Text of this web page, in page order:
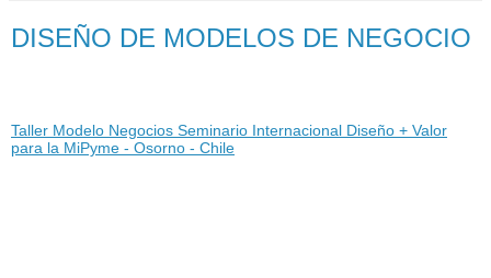
DISEÑO DE MODELOS DE NEGOCIO
Taller Modelo Negocios Seminario Internacional Diseño + Valor
para la MiPyme - Osorno - Chile